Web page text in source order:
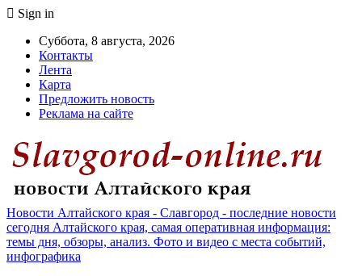
Sign in
Суббота, 8 августа, 2026
Контакты
Лента
Карта
Предложить новость
Реклама на сайте
Новости Алтайского края - Славгород - последние новости
сегодня Алтайского края, самая оперативная информация:
темы дня, обзоры, анализ. Фото и видео с места событий,
инфографика